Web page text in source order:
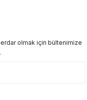
olmak için bültenimize